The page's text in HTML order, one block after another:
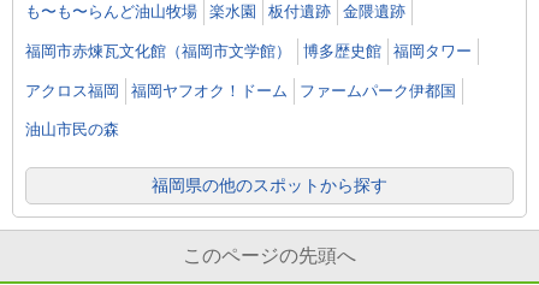
も〜も〜らんど油山牧場 楽水園 板付遺跡 金隈遺跡
福岡市赤煉瓦文化館（福岡市文学館） 博多歴史館 福岡タワー
アクロス福岡 福岡ヤフオク！ドーム ファームパーク伊都国
油山市民の森
福岡県の他のスポットから探す
このページの先頭へ